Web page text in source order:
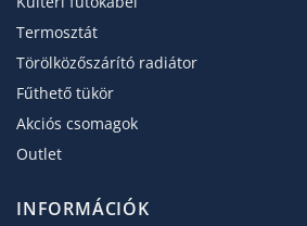
Termosztát
Törölköző­szárító radiátor
Fűthető tükör
Akciós csomagok
Outlet
INFORMÁCIÓK